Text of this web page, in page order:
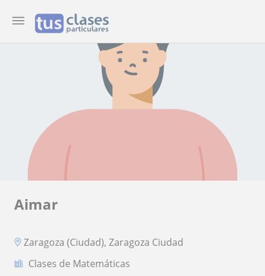
Aimar
Zaragoza (Ciudad), Zaragoza Ciudad
Clases de Matemáticas